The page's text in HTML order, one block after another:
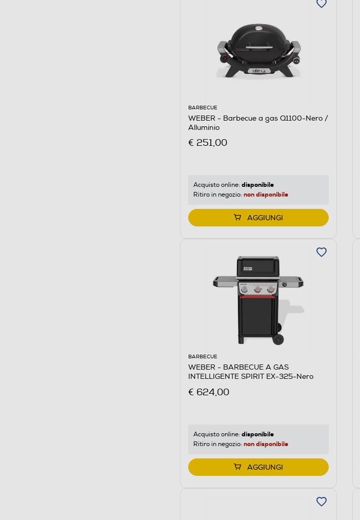
BARBECUE
WEBER - Barbecue a gas Q1100-Nero /
Alluminio
€ 251,00
Acquisto online: disponibile
Ritiro in negozio: non disponibile
AGGIUNGI
BARBECUE
WEBER - BARBECUE A GAS
INTELLIGENTE SPIRIT EX-325-Nero
€ 624,00
Acquisto online: disponibile
Ritiro in negozio: non disponibile
AGGIUNGI